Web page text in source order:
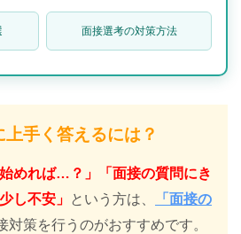
面接選考の対策方法
手く答えるには？
始めれば…？」「面接の質問にき
し不安」 という方は、
「面接の
対策を行うのがおすすめです。